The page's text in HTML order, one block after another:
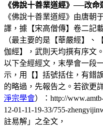
《佛說十善業道經》──改命
《佛說十善業道經》由唐朝
譯，據【宋高僧傳】卷二記
（最主要的是【華嚴經】、
伽經】，武則天均撰有序文。
以下全經經文，末學會一段
示，用【】括號括住，有錯
的略過，先報告之。若欲更
淨宗學會）：http://
12-01-11-19-33/755-
註易解」之全文，